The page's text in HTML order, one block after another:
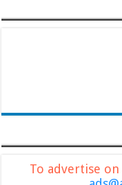
To advertise